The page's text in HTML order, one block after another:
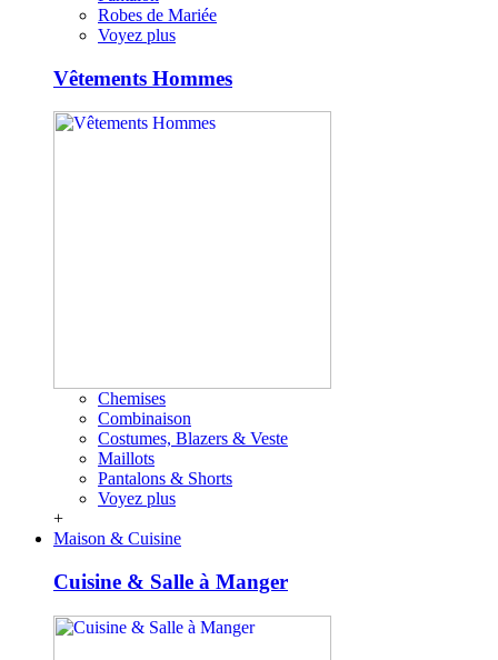
Robes de Mariée
Voyez plus
Vêtements Hommes
Chemises
Combinaison
Costumes, Blazers & Veste
Maillots
Pantalons & Shorts
Voyez plus
+
Maison & Cuisine
Cuisine & Salle à Manger